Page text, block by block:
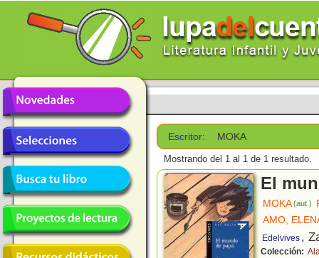
Escritor: MOKA
Mostrando del 1 al 1 de 1 resultado.
El
MOKA(aut.)
AMO,
Edelvives ,
Colección: